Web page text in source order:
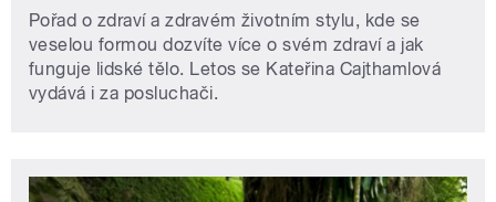
Pořad o zdraví a zdravém životním stylu, kde se
veselou formou dozvíte více o svém zdraví a jak
funguje lidské tělo. Letos se Kateřina Cajthamlová
vydává i za posluchači.